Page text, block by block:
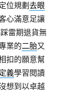
位規劃去眼
心滿意足讓
雷期退貨無
業的二胎又
扣的願意幫
義學習閱讀
想到以卓越